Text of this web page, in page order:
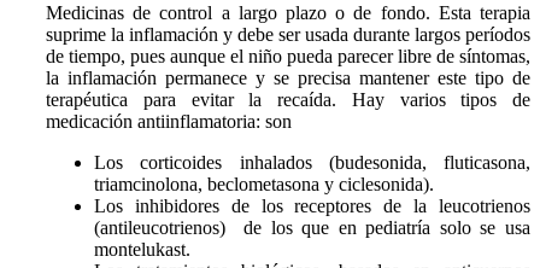
Medicinas de control a largo plazo o de fondo. Esta terapia
suprime la inflamación y debe ser usada durante largos períodos
de tiempo, pues aunque el niño pueda parecer libre de síntomas,
la inflamación permanece y se precisa mantener este tipo de
terapéutica para evitar la recaída. Hay varios tipos de
medicación antiinflamatoria: son
Los corticoides inhalados (budesonida, fluticasona,
triamcinolona, beclometasona y ciclesonida).
Los inhibidores de los receptores de la leucotrienos
(antileucotrienos) de los que en pediatría solo se usa
montelukast.